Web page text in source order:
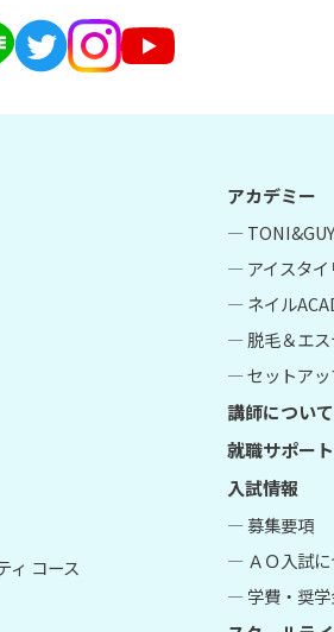
ィ コース
アカデミー
―
― アイスタイ
― ネイル
― 脱毛＆エス
― セットアッ
講師について
就職サポート
入試情報
― 募集要項
― ＡＯ入試に
― 学費・奨学